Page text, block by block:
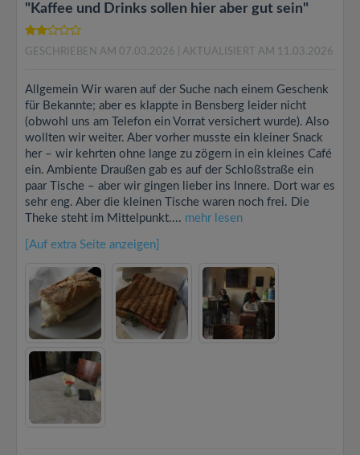
"Kaffee und Drinks sollen hier aber gut sein"
GESCHRIEBEN AM 07.03.2026 | AKTUALISIERT AM 11.03.2026
Allgemein Wir waren auf der Suche nach einem Geschenk
für Bekannte; aber es klappte in Bensberg leider nicht
(obwohl uns am Telefon ein Vorrat versichert wurde). Also
wollten wir weiter. Aber vorher musste ein kleiner Snack
her – wir kehrten ohne lange zu zögern in ein kleines Café
ein. Ambiente Draußen gab es auf der Schloßstraße ein
paar Tische – aber wir gingen lieber ins Innere. Dort war es
sehr eng. Aber die kleinen Tische waren noch frei. Die
Theke steht im Mittelpunkt.... mehr lesen
[Auf extra Seite anzeigen]